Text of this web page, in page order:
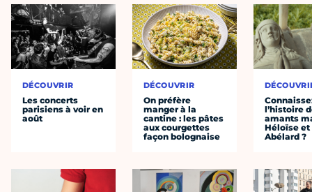
DÉCOUVRIR
Les concerts
parisiens à voir en
août
DÉCOUVRIR
On préfère
manger à la
cantine : les pâtes
aux courgettes
façon bolognaise
l’histoire
amants
Héloïse et
Abélard ?